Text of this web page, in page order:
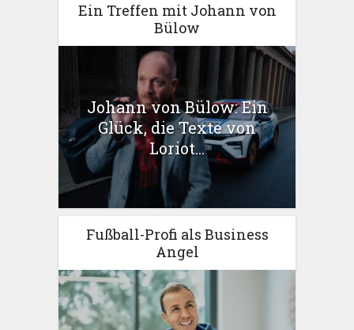
Ein Treffen mit Johann von
Bülow
Johann von Bülow: Ein
Glück, die Texte von
Loriot...
Fußball-Profi als Business
Angel